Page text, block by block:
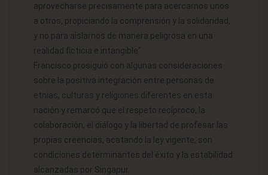
aprovecharse precisamente para acercarnos unos
a otros, propiciando la comprensión y la solidaridad,
y no para aislarnos de manera peligrosa en una
realidad ficticia e intangible”.
Francisco prosiguió con algunas consideraciones
sobre la positiva integración entre personas de
etnias, culturas y religiones diferentes en esta
nación y remarcó que el respeto recíproco, la
colaboración, el diálogo y la libertad de profesar las
propias creencias, acatando la ley vigente, son
condiciones determinantes del éxito y la estabilidad
alcanzadas por Singapur.